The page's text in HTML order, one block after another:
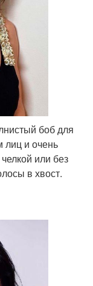
боб для
лиц и очень
или без
в хвост.